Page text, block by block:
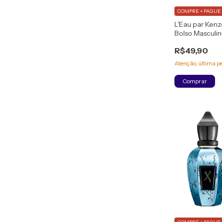
L'Eau par
Bolso
R$49,90
COMPRE +
Atenção, última
Comprar